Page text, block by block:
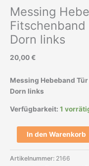
Messing
Fitschenband
Dorn links
20,00€
Messing Hebeband
Dorn links
Verfügbarkeit: 1
In den Warenkorb
Artikelnummer: 2166